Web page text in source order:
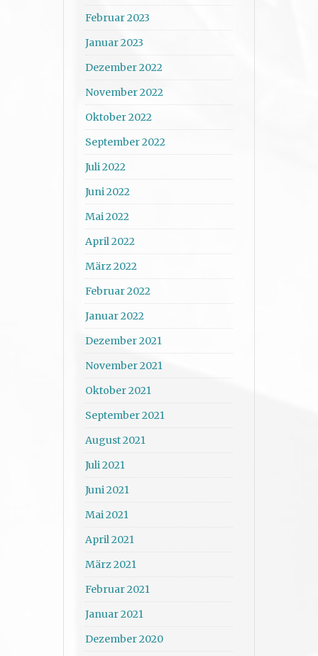
Februar 2023
Januar 2023
Dezember 2022
November 2022
Oktober 2022
September 2022
Juli 2022
Juni 2022
Mai 2022
April 2022
März 2022
Februar 2022
Januar 2022
Dezember 2021
November 2021
Oktober 2021
September 2021
August 2021
Juli 2021
Juni 2021
Mai 2021
April 2021
März 2021
Februar 2021
Januar 2021
Dezember 2020